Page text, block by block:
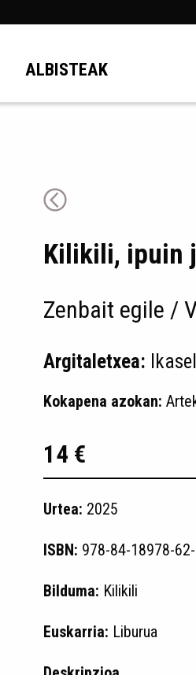
ALBISTEAK
Kilikili, ipuin
Zenbait egile /
Argitaletxea:
Kokapena azokan:
14 €
Urtea: 2025
ISBN: 978-84-18978-
Bilduma: Kilikili
Euskarria: Liburua